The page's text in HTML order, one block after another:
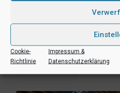
Cookie-
Richtlinie
Impressum &
Datenschutzerklärung
8. August 2026
Erlebnis Wagner-Academy!
und Moritz Wagner